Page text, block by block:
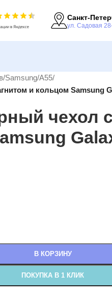
Санкт-
ул. Садовая
/Samsung/A55/
и кольцом Samsung
чехол
В КОРЗИНУ
ПОКУПКА В 1 КЛИК